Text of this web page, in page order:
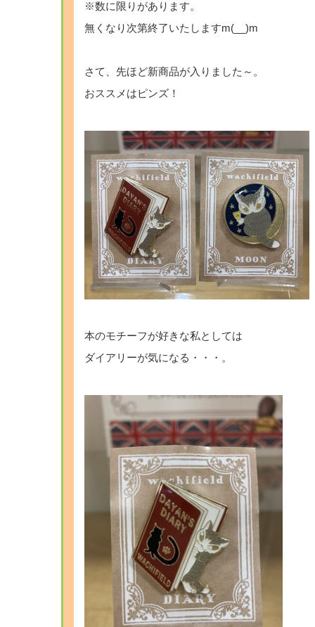
※数に限りがあります。
無くなり次第終了いたしますm(__)m
さて、先ほど新商品が入りました～。
おススメはピンズ！
本のモチーフが好きな私としては
ダイアリーが気になる・・・。